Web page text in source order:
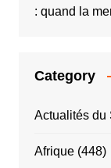
: quand la
Category
Actualités du
Afrique(448)